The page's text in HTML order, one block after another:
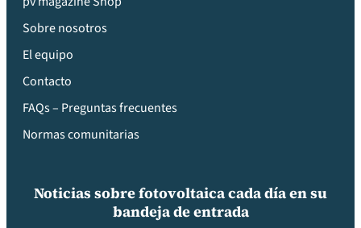
Sobre nosotros
El equipo
Contacto
FAQs – Preguntas frecuentes
Normas comunitarias
Noticias sobre fotovoltaica cada día en su
bandeja de entrada